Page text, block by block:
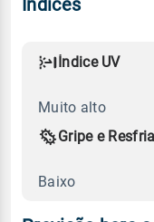
Índices
Índice UV
Muito alto
Gripe e
Baixo